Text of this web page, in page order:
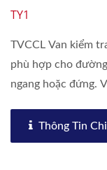
TY1
TVCCL Van kiểm
phù hợp cho
ngang hoặc đứng.
Thông Tin